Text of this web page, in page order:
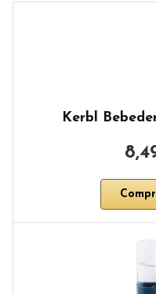
Kerbl